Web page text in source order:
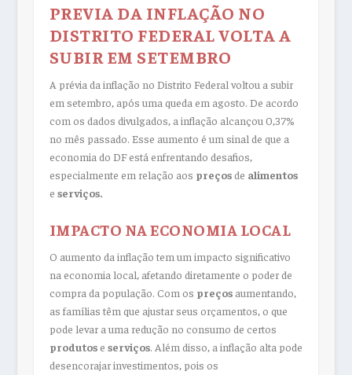
PREVIA DA INFLAÇÃO NO
DISTRITO FEDERAL VOLTA A
SUBIR EM SETEMBRO
A prévia da inflação no Distrito Federal voltou a subir
em setembro, após uma queda em agosto. De acordo
com os dados divulgados, a inflação alcançou 0,37%
no mês passado. Esse aumento é um sinal de que a
economia do DF está enfrentando desafios,
especialmente em relação aos preçosde alimentos
e serviços.
IMPACTO NA ECONOMIA LOCAL
O aumento da inflação tem um impacto significativo
na economia local, afetando diretamente o poder de
compra da população. Com os preçosaumentando,
as famílias têm que ajustar seus orçamentos, o que
pode levar a uma redução no consumo de certos
produtose serviços. Além disso, a inflação alta pode
desencorajar investimentos, pois os